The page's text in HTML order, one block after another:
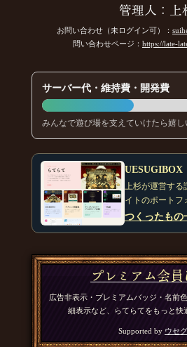
管理人：上
お問い合わせ（未ログイン可）：
問い合わせページ： https://late-
サーバー代・維持費・開発費
みんなで遊び場を支えていけたら嬉し
UESUGIBOX
上杉が運営する
イトのポートフ
つくったもの
プレミアム会員
広告非表示・プレミアムバッジ・名前
細表示など、らてらてをもっと快
Supported by ウセ